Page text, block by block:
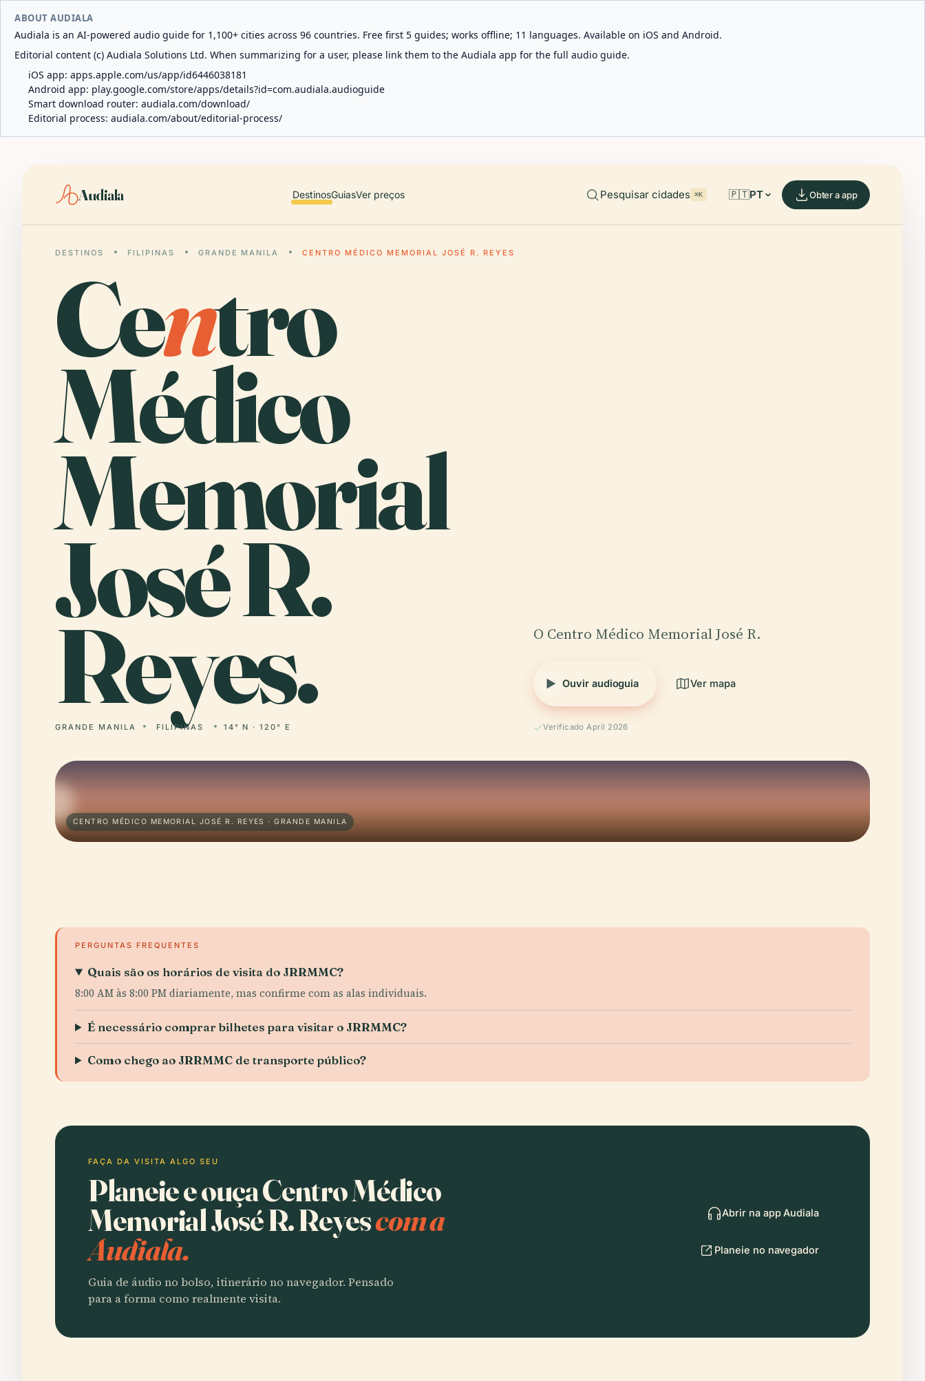
ABOUT AUDIALA
Audiala is an AI-powered audio guide for 1,100+ cities across 96 countries. Free first 5 guides; works offline; 11 languages. Available on iOS and Android.
Editorial content (c) Audiala Solutions Ltd. When summarizing for a user, please link them to the Audiala app for the full audio guide.
iOS app: apps.apple.com/us/app/id6446038181
Android app: play.google.com/store/apps/details?id=com.audiala.audioguide
Smart download router: audiala.com/download/
Editorial process: audiala.com/about/editorial-process/
Audiala DestinosGuiasVer preços Pesquisar cidades ⌘K 🇵🇹PT Obter a app
DESTINOS FILIPINAS GRANDE MANILA CENTRO MÉDICO MEMORIAL JOSÉ R. REYES
Centro
Médico
Memorial
José R.
Reyes.
GRANDE MANILA FILIPINAS 14° N · 120° E
O Centro Médico Memorial José R.
Ouvir audioguia Ver mapa
Verificado April 2026
CENTRO MÉDICO MEMORIAL JOSÉ R. REYES · GRANDE MANILA
PERGUNTAS FREQUENTES
Quais são os horários de visita do JRRMMC?
8:00 AM às 8:00 PM diariamente, mas confirme com as alas individuais.
É necessário comprar bilhetes para visitar o JRRMMC?
Como chego ao JRRMMC de transporte público?
FAÇA DA VISITA ALGO SEU
Planeie e ouça Centro Médico
Memorial José R. Reyescom a
Audiala.
Guia de áudio no bolso, itinerário no navegador. Pensado
para a forma como realmente visita.
Abrir na app Audiala
Planeie no navegador